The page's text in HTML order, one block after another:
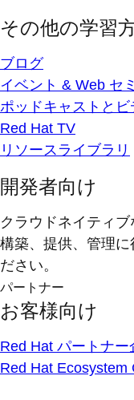
その他の学習
ブログ
イベント & Web セ
ポッドキャストと
Red Hat TV
リソースライブラリ
開発者向け
クラウドネイティ
構築、提供、管理に
ださい。
パートナー
お客様向け
Red Hat パートナー
Red Hat Ecosystem